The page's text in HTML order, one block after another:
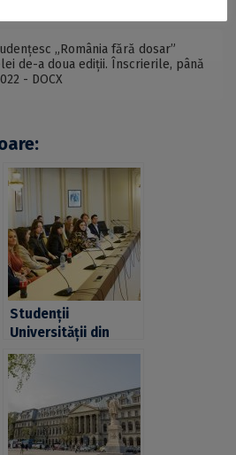
„România fără dosar”
de-a doua ediții. Înscrierile, până
- DOCX
Studenții
Universității din
București au propus
soluții de
promovare a
debirocratizării în
cadrul primei ediții a
competiției